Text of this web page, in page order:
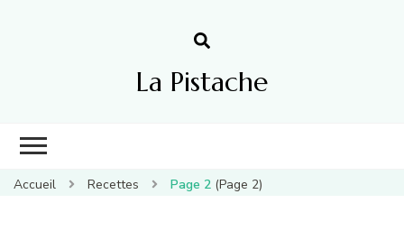
La Pistache
Accueil Recettes Page 2 (Page 2)